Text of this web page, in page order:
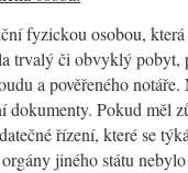
fyzickou osobou,
trvalý či obvyklý pobyt,
a pověřeného
dokumenty. Pokud měl
řízení, které se
jiného státu